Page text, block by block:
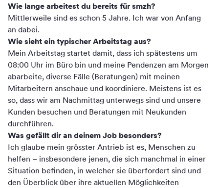
Wie lange arbeitest du bereits für smzh?
Mittlerweile sind es schon 5 Jahre. Ich war von Anfang
an dabei.
Wie sieht ein typischer Arbeitstag aus?
Mein Arbeitstag startet damit, dass ich spätestens um
08:00 Uhr im Büro bin und meine Pendenzen am Morgen
abarbeite, diverse Fälle (Beratungen) mit meinen
Mitarbeitern anschaue und koordiniere. Meistens ist es
so, dass wir am Nachmittag unterwegs sind und unsere
Kunden besuchen und Beratungen mit Neukunden
durchführen.
Was gefällt dir an deinem Job besonders?
Ich glaube mein grösster Antrieb ist es, Menschen zu
helfen – insbesondere jenen, die sich manchmal in einer
Situation befinden, in welcher sie überfordert sind und
den Überblick über ihre aktuellen Möglichkeiten